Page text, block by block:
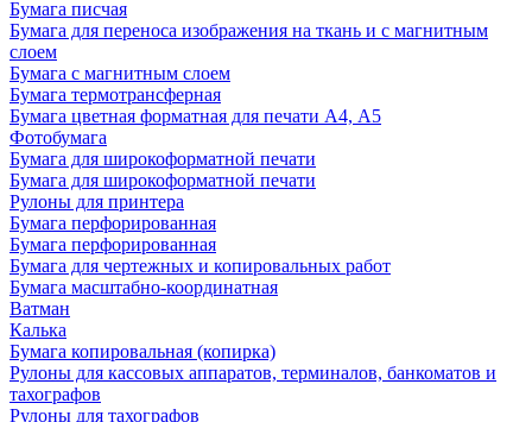
Бумага писчая
Бумага для переноса изображения на ткань и с магнитным
слоем
Бумага с магнитным слоем
Бумага термотрансферная
Бумага цветная форматная для печати А4, А5
Фотобумага
Бумага для широкоформатной печати
Бумага для широкоформатной печати
Рулоны для принтера
Бумага перфорированная
Бумага перфорированная
Бумага для чертежных и копировальных работ
Бумага масштабно-координатная
Ватман
Калька
Бумага копировальная (копирка)
Рулоны для кассовых аппаратов, терминалов, банкоматов и
тахографов
Рулоны для тахографов